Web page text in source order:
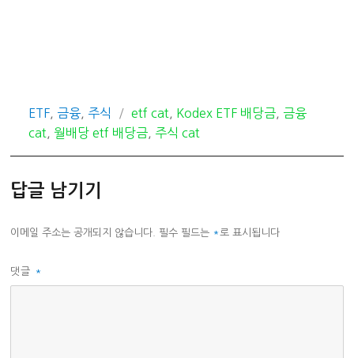
카
테
ETF, 금융, 주식
태
그
etf cat, Kodex ETF 배당금, 금융
cat, 월배당 etf 배당금, 주식 cat
답글 남기기
이메일 주소는 공개되지 않습니다. 필수 필드는 *로 표시됩니다
댓글 *